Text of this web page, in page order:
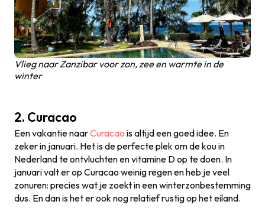
Vlieg naar Zanzibar voor zon, zee en warmte in de
winter
2. Curacao
Een vakantie naarCuracao is altijd een goed idee. En
zeker in januari. Het is de perfecte plek om de kou in
Nederland te ontvluchten en vitamine D op te doen. In
januari valt er op Curacao weinig regen en heb je veel
zonuren: precies wat je zoekt in een winterzonbestemming
dus. En dan is het er ook nog relatief rustig op het eiland.